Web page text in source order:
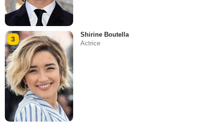
3
Shirine Boutella
Actrice